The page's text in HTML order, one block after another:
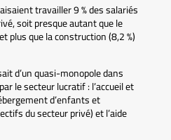
travailler 9 % des salariés
soit presque autant que le
plus que la construction (8,2 %)
d’un quasi-monopole dans
le secteur lucratif : l’accueil et
d’enfants et
du secteur privé) et l’aide